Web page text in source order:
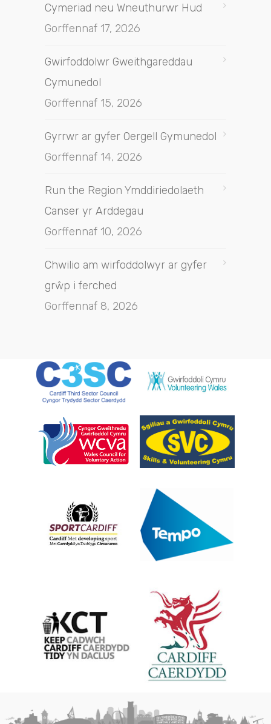
Cymeriad neu Wneuthurwr Hud
Gorffennaf 17, 2026
Gwirfoddolwr Gweithgareddau
Cymunedol
Gorffennaf 15, 2026
Gyrrwr ar gyfer Oergell Gymunedol
Gorffennaf 14, 2026
Run the Region Ymddiriedolaeth
Canser yr Arddegau
Gorffennaf 10, 2026
Chwilio am wirfoddolwyr ar gyfer
grŵp i ferched
Gorffennaf 8, 2026